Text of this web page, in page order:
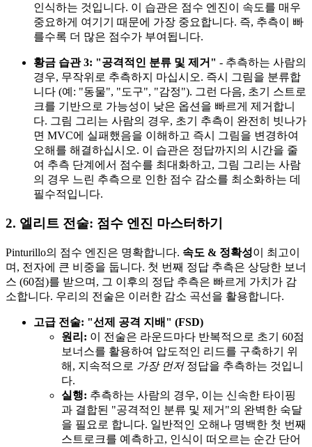
인식하는 것입니다. 이 습관은 점수 엔진이 속도를 매우
중요하게 여기기 때문에 가장 중요합니다. 즉, 추측이 빠
를수록 더 많은 점수가 부여됩니다.
황금 습관 3: "공격적인 분류 및 제거" - 추측하는 사람의
경우, 무작위로 추측하지 마십시오. 즉시 그림을 분류합
니다 (예: "동물", "도구", "감정"). 그런 다음, 초기 스트로
크를 기반으로 가능성이 낮은 옵션을 빠르게 제거합니
다. 그림 그리는 사람의 경우, 초기 추측이 완전히 빗나가
면 MVC에 실패했음을 이해하고 즉시 그림을 변경하여
오해를 해결하십시오. 이 습관은 정답까지의 시간을 줄
여 추측 단계에서 점수를 최대화하고, 그림 그리는 사람
의 경우 느린 추측으로 인한 점수 감소를 최소화하는 데
필수적입니다.
2. 엘리트 전술: 점수 엔진 마스터하기
Pinturillo의 점수 엔진은 명확합니다. 속도 & 정확성이 최고이
며, 전자에 큰 비중을 둡니다. 첫 번째 정답 추측은 상당한 보너
스 (60점)를 받으며, 그 이후의 정답 추측은 빠르게 가치가 감
소합니다. 우리의 전술은 이러한 감소 곡선을 활용합니다.
고급 전술: "선제 공격 지배" (FSD)
원리: 이 전술은 라운드마다 반복적으로 초기 60점
보너스를 활용하여 압도적인 리드를 구축하기 위
해, 지속적으로 가장 먼저정답을 추측하는 것입니
다.
실행: 추측하는 사람의 경우, 이는 신속한 타이핑
과 결합된 "공격적인 분류 및 제거"의 완벽한 숙달
을 필요로 합니다. 일반적인 오해나 명백한 첫 번째
스트로크를 예측하고, 인식이 떠오르는 순간 단어